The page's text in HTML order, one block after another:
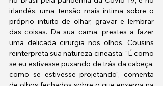
irlandês, uma tensão mais íntima sobre o
próprio intuito de olhar, gravar e lembrar
das coisas. Da sua cama, prestes a fazer
uma delicada cirurgia nos olhos, Cousins
reinterpreta sua natureza cineasta: "É como
se eu estivesse puxando de trás da cabeça,
como se estivesse projetando", comenta